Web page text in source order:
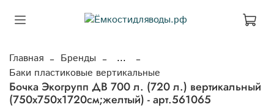
Главная Бренды
...
Баки пластиковые вертикальные
Бочка Экогрупп ДВ 700 л. (720 л.) вертикальный
(750x750x1720см;желтый) - арт.561065